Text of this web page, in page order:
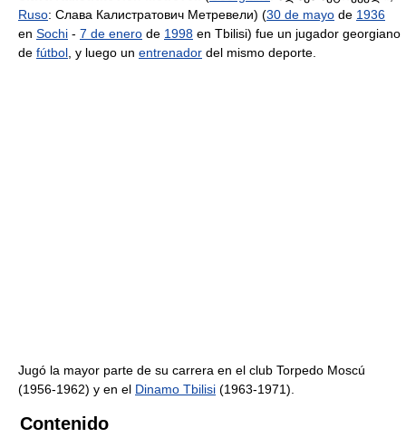
Ruso: Слава Калистратович Метревели) (30 de mayo de 1936
en Sochi - 7 de enero de 1998 en Tbilisi) fue un jugador georgiano
de fútbol , y luego un entrenador del mismo deporte.
Jugó la mayor parte de su carrera en el club Torpedo Moscú
(1956-1962) y en el Dinamo Tbilisi (1963-1971).
Contenido